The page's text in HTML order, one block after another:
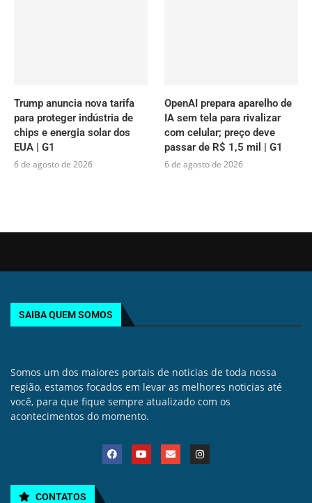
Trump anuncia nova tarifa
para proteger indústria de
chips e energia solar dos
EUA | G1
6 de agosto de 2026
OpenAI prepara aparelho de
IA sem tela para rivalizar
com celular; preço deve
passar de R$ 1,5 mil | G1
6 de agosto de 2026
SAIBA QUEM SOMOS
Somos um dos maiores portais de noticias de toda nossa
região, estamos focados em levar as melhores noticias até
você, para que fique sempre atualizado com os
acontecimentos do momento.
CONTATOS